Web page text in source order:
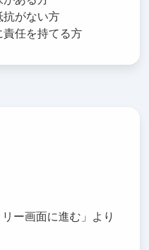
抗がない方
責任を持てる方
ー画面に進む」より